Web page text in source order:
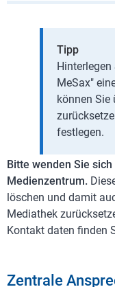
Tipp
MeSax"
können Sie
festlegen.
Bitte wenden Sie
Medienzentrum.
löschen und damit
Mediathek
Kontakt daten finden
Zentrale